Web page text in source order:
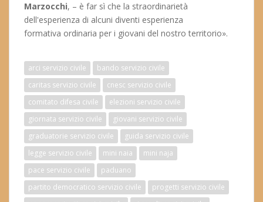
Marzocchi, – è far sì che la straordinarietà
dell'esperienza di alcuni diventi esperienza
formativa ordinaria per i giovani del nostro territorio».
arci servizio civile
bando servizio civile
caritas servizio civile
cnesc servizio civile
comitato difesa civile
elezioni servizio civile
giornata servizio civile
giovani servizio civile
graduatorie servizio civile
guida servizio civile
legge servizio civile
mini naia
mini naja
pace servizio civile
paduano
partito democratico servizio civile
progetti servizio civile